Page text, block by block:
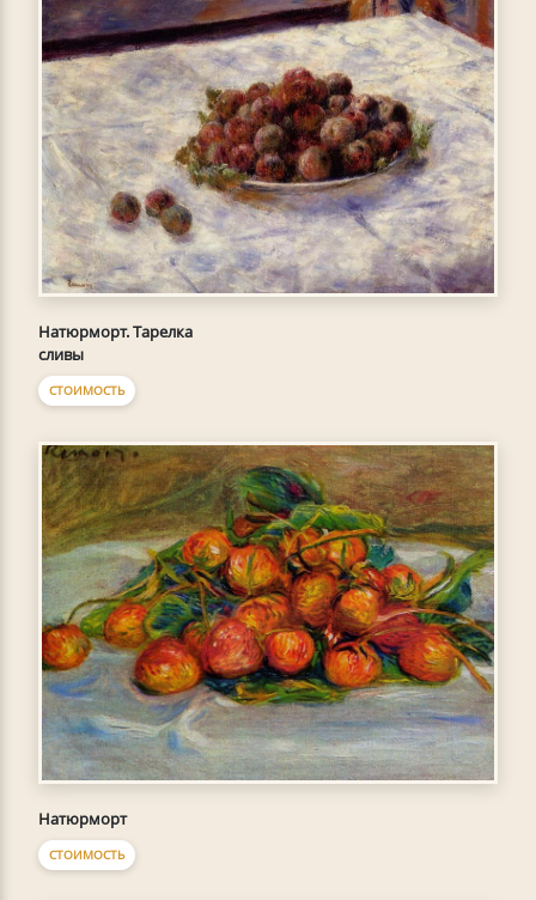
Натюрморт. Тарелка
сливы
СТОИМОСТЬ
Натюрморт
СТОИМОСТЬ